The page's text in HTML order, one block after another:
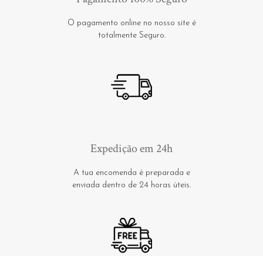
O pagamento online no nosso site é
totalmente Seguro.
Expedição em 24h
A tua encomenda é preparada e
enviada dentro de 24 horas úteis.